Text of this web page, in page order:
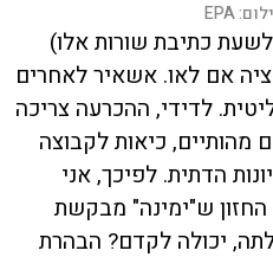
EPA
כתיבת שורות אלו)
אם לאו. אשאיר לאחרים
לדידי, ההכרעה צריכה
מהותיים, כיאות לקבוצה
הדתית. לפיכך, אני
החזון ש"ימינה" מבקשת
יכולה לקדם? הבהרת